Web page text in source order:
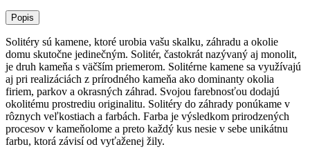
Popis
Solitéry sú kamene, ktoré urobia vašu skalku, záhradu a okolie
domu skutočne jedinečným. Solitér, častokrát nazývaný aj monolit,
je druh kameňa s väčším priemerom. Solitérne kamene sa využívajú
aj pri realizáciách z prírodného kameňa ako dominanty okolia
firiem, parkov a okrasných záhrad. Svojou farebnosťou dodajú
okolitému prostrediu originalitu. Solitéry do záhrady ponúkame v
rôznych veľkostiach a farbách. Farba je výsledkom prirodzených
procesov v kameňolome a preto každý kus nesie v sebe unikátnu
farbu, ktorá závisí od vyťaženej žily.